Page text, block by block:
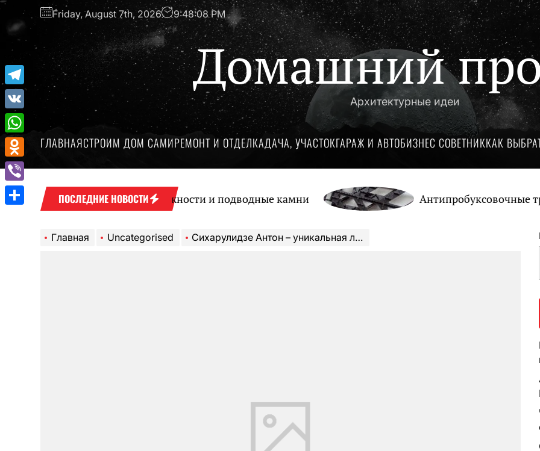
Перейти
содержимому
Friday, August 7th, 2026 9:48:09 PM
Домашний
Архитектурные идеи
ГЛАВНАЯСТРОИМ ДОМ САМИРЕМОНТ И ОТДЕЛКАДАЧА, УЧАСТОКГАРАЖ И АВТОБИЗНЕС СОВЕТНИККАК
ПОСЛЕДНИЕ НОВОСТИ
Микрокредиты: возможности и подводные камни Антипробуксовочные траки:
Главная Uncategorised Сихарулидзе Антон – уникальная личность, биография, личная жизнь и огромные достижения
Telegram
VK
WhatsApp
Odnoklassniki
Viber
Отправить